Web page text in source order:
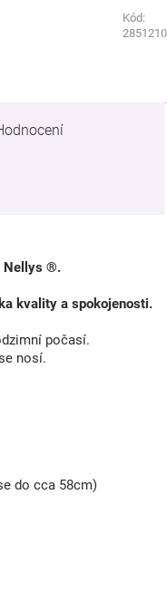
Kód:
Kód:
Nellys ®.
kvality a spokojenosti.
počasí.
nosí.
do cca 58cm)